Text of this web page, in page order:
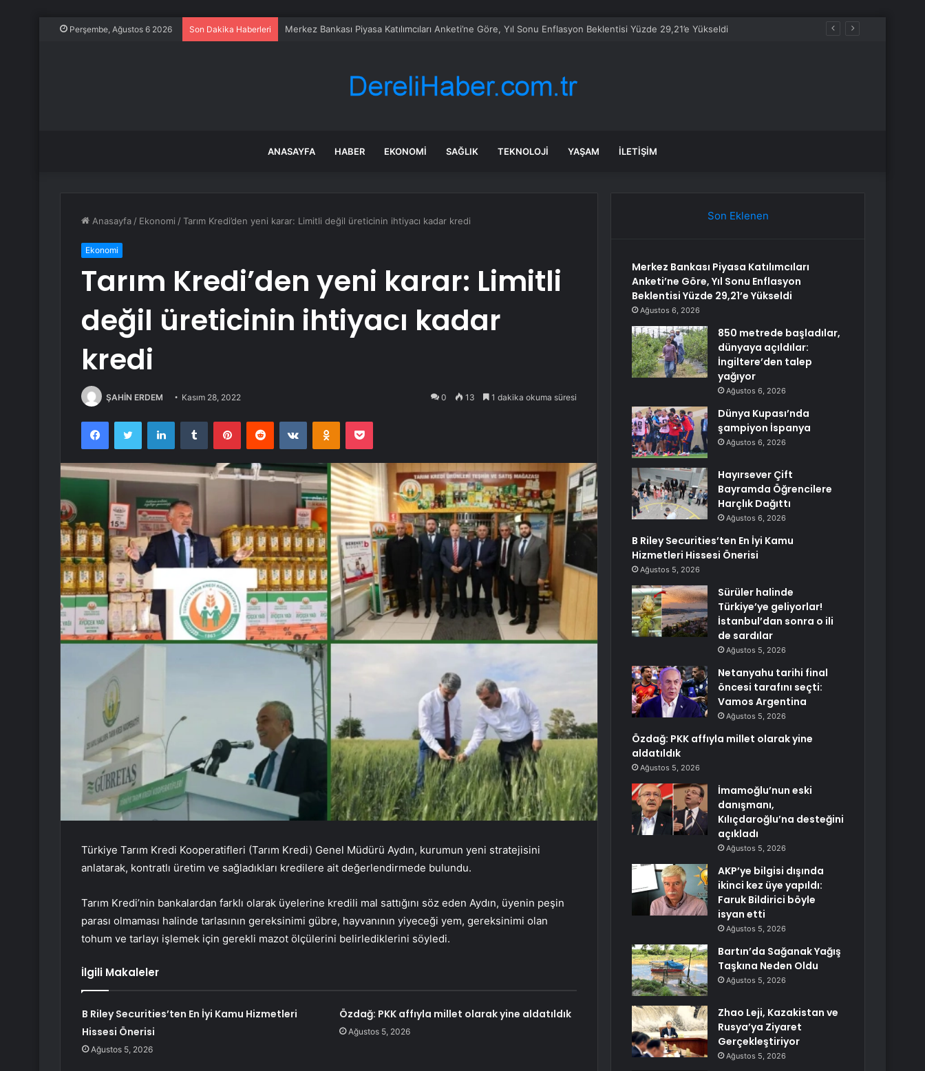
Perşembe, Ağustos 6 2026 Son Dakika Haberleri 850 metrede başladılar, dünyaya açıldılar: İngiltere’den talep yağıyor
ANASAYFA HABER EKONOMI SAĞLIK TEKNOLOJI YAŞAM İLETIŞIM
Anasayfa / Ekonomi /Tarım Kredi’den yeni karar: Limitli değil üreticinin ihtiyacı kadar kredi
Ekonomi
Tarım Kredi’den yeni karar: Limitli
değil üreticinin ihtiyacı kadar
kredi
ŞAHİN ERDEM Kasım 28, 2022 0 13 1 dakika okuma süresi
FacebookTwitter LinkedInTumblr PinterestReddit VKontakteOdnoklassniki
Pocket
Türkiye Tarım Kredi Kooperatifleri (Tarım Kredi) Genel Müdürü Aydın, kurumun yeni stratejisini
anlatarak, kontratlı üretim ve sağladıkları kredilere ait değerlendirmede bulundu.
Tarım Kredi’nin bankalardan farklı olarak üyelerine kredili mal sattığını söz eden Aydın, üyenin peşin
parası olmaması halinde tarlasının gereksinimi gübre, hayvanının yiyeceği yem, gereksinimi olan
tohum ve tarlayı işlemek için gerekli mazot ölçülerini belirlediklerini söyledi.
İlgili Makaleler
B Riley Securities’ten En İyi Kamu Hizmetleri
Hissesi Önerisi
Ağustos 5, 2026
Özdağ: PKK affıyla millet olarak yine aldatıldık
Ağustos 5, 2026
Son Eklenen
Merkez Bankası Piyasa Katılımcıları
Anketi’ne Göre, Yıl Sonu Enflasyon
Beklentisi Yüzde 29,21’e Yükseldi
Ağustos 6, 2026
850 metrede başladılar,
dünyaya açıldılar:
İngiltere’den talep
yağıyor
Ağustos 6, 2026
Dünya Kupası’nda
şampiyon İspanya
Ağustos 6, 2026
Hayırsever Çift
Bayramda Öğrencilere
Harçlık Dağıttı
Ağustos 6, 2026
B Riley Securities’ten En İyi Kamu
Hizmetleri Hissesi Önerisi
Ağustos 5, 2026
Sürüler halinde
Türkiye’ye geliyorlar!
İstanbul’dan sonra o ili
de sardılar
Ağustos 5, 2026
Netanyahu tarihi final
öncesi tarafını seçti:
Vamos Argentina
Ağustos 5, 2026
Özdağ: PKK affıyla millet olarak yine
aldatıldık
Ağustos 5, 2026
İmamoğlu’nun eski
danışmanı,
Kılıçdaroğlu’na desteğini
açıkladı
Ağustos 5, 2026
AKP’ye bilgisi dışında
ikinci kez üye yapıldı:
Faruk Bildirici böyle
isyan etti
Ağustos 5, 2026
Bartın’da Sağanak Yağış
Taşkına Neden Oldu
Ağustos 5, 2026
Zhao Leji, Kazakistan ve
Rusya’ya Ziyaret
Gerçekleştiriyor
Ağustos 5, 2026